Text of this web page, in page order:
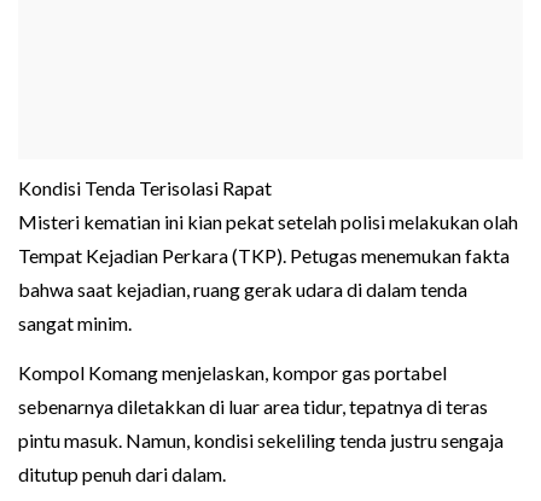
Kondisi Tenda Terisolasi Rapat
Misteri kematian ini kian pekat setelah polisi melakukan olah
Tempat Kejadian Perkara (TKP). Petugas menemukan fakta
bahwa saat kejadian, ruang gerak udara di dalam tenda
sangat minim.
Kompol Komang menjelaskan, kompor gas portabel
sebenarnya diletakkan di luar area tidur, tepatnya di teras
pintu masuk. Namun, kondisi sekeliling tenda justru sengaja
ditutup penuh dari dalam.